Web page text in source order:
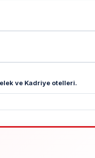
ve Kadriye otelleri.